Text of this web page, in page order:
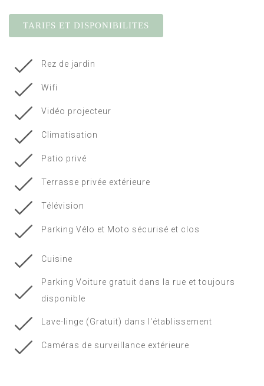
TARIFS ET DISPONIBILITES
Rez de jardin
Wifi
Vidéo projecteur
Climatisation
Patio privé
Terrasse privée extérieure
Télévision
Parking Vélo et Moto sécurisé et clos
Cuisine
Parking Voiture gratuit dans la rue et toujours
disponible
Lave-linge (Gratuit) dans l'établissement
Caméras de surveillance extérieure